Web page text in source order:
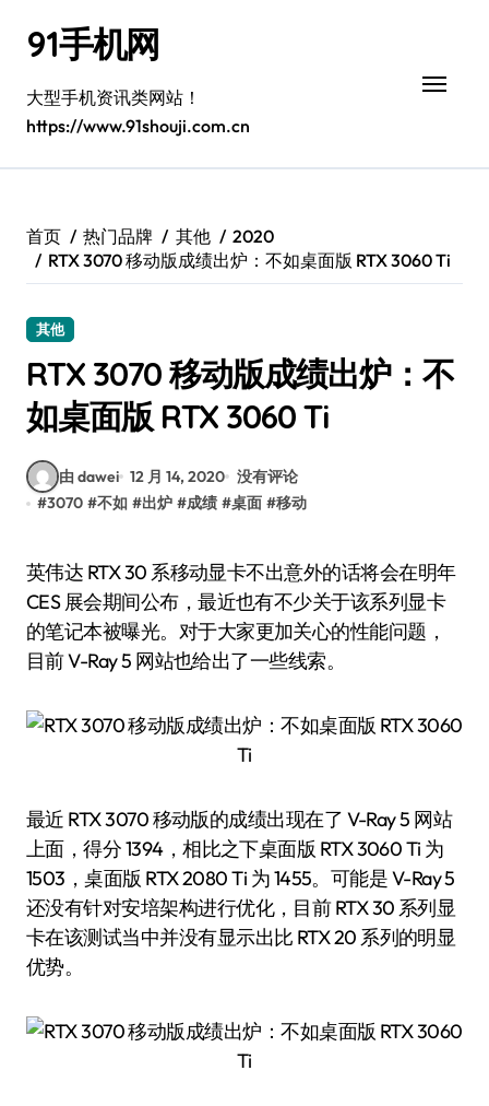
91手机网
大型手机资讯类网站！
https://www.91shouji.com.cn
首页 热门品牌 其他
2020
RTX 3070 移动版成绩出炉：不如桌面版 RTX 3060 Ti
其他
RTX 3070 移动版成绩出炉：不
如桌面版 RTX 3060 Ti
由 dawei 12 月 14, 2020 没有评论
#3070 #不如 #出炉 #成绩 #桌面 #移动
英伟达 RTX 30 系移动显卡不出意外的话将会在明年
CES 展会期间公布，最近也有不少关于该系列显卡
的笔记本被曝光。对于大家更加关心的性能问题，
目前 V-Ray 5 网站也给出了一些线索。
最近 RTX 3070 移动版的成绩出现在了 V-Ray 5 网站
上面，得分 1394，相比之下桌面版 RTX 3060 Ti 为
1503，桌面版 RTX 2080 Ti 为 1455。可能是 V-Ray 5
还没有针对安培架构进行优化，目前 RTX 30 系列显
卡在该测试当中并没有显示出比 RTX 20 系列的明显
优势。